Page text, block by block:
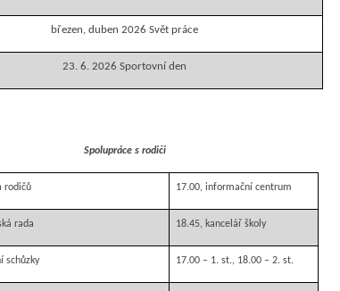
březen, duben 2026 Svět práce
23. 6. 2026 Sportovní den
Spolupráce s rodiči
rodičů 17.00, informační centrum
rada 18.45, kancelář školy
schůzky 17.00 – 1. st., 18.00 – 2. st.